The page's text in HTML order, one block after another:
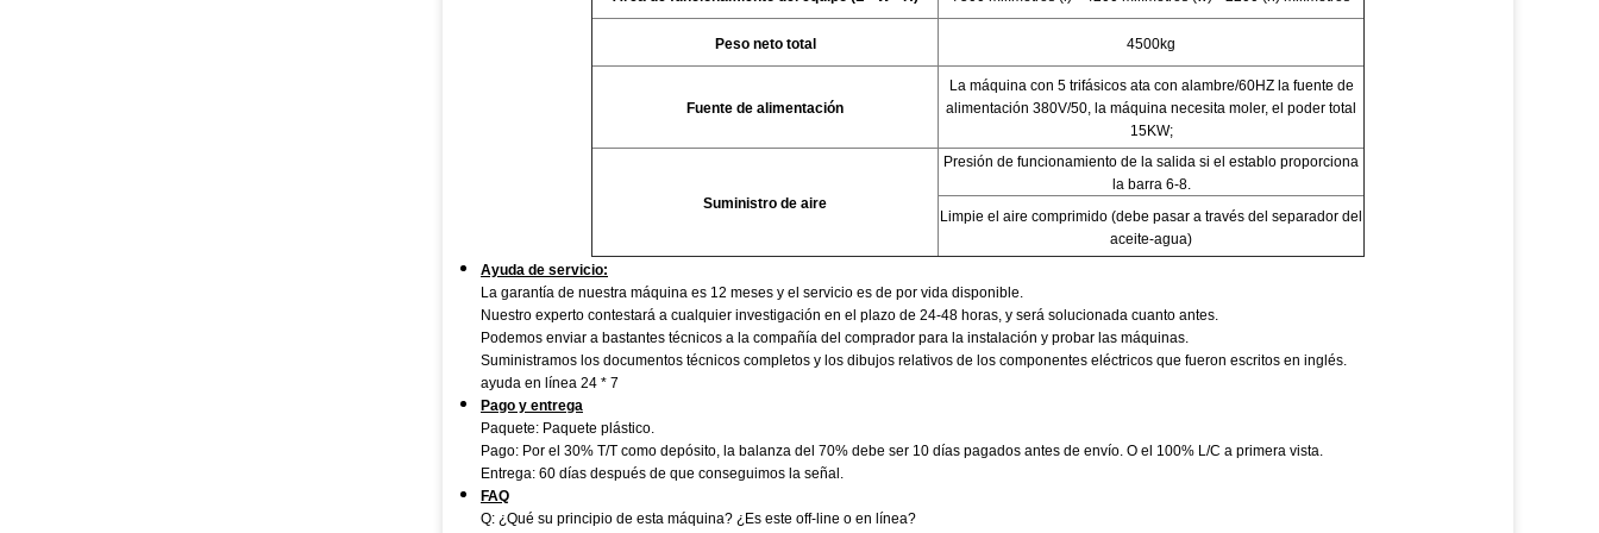
Peso neto total 4500kg
Fuente de alimentación
La máquina con 5 trifásicos ata con alambre/60HZ la fuente de
alimentación 380V/50, la máquina necesita moler, el poder total
15KW;
Suministro de aire
Presión de funcionamiento de la salida si el establo proporciona
la barra 6-8.
Limpie el aire comprimido (debe pasar a través del separador del
aceite-agua)
Ayuda de servicio:
La garantía de nuestra máquina es 12 meses y el servicio es de por vida disponible.
Nuestro experto contestará a cualquier investigación en el plazo de 24-48 horas, y será solucionada cuanto antes.
Podemos enviar a bastantes técnicos a la compañía del comprador para la instalación y probar las máquinas.
Suministramos los documentos técnicos completos y los dibujos relativos de los componentes eléctricos que fueron escritos en inglés.
ayuda en línea 24 * 7
Pago y entrega
Paquete: Paquete plástico.
Pago: Por el 30% T/T como depósito, la balanza del 70% debe ser 10 días pagados antes de envío. O el 100% L/C a primera vista.
Entrega: 60 días después de que conseguimos la señal.
FAQ
Q: ¿Qué su principio de esta máquina? ¿Es este off-line o en línea?